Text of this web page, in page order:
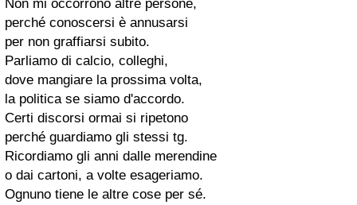
Non mi occorrono altre persone,
perché conoscersi è annusarsi
per non graffiarsi subito.
Parliamo di calcio, colleghi,
dove mangiare la prossima volta,
la politica se siamo d'accordo.
Certi discorsi ormai si ripetono
perché guardiamo gli stessi tg.
Ricordiamo gli anni dalle merendine
o dai cartoni, a volte esageriamo.
Ognuno tiene le altre cose per sé.